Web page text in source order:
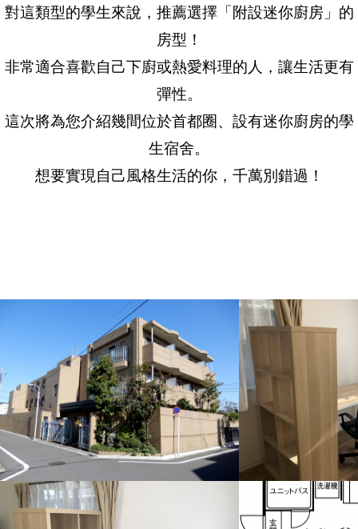
對這類型的學生來說，推薦選擇「附設迷你廚房」的
房型！
非常適合喜歡自己下廚或熱愛料理的人，讓生活更有
彈性。
這次將為您介紹幾間位於首都圈、設有迷你廚房的學
生宿舍。
想要實現自己風格生活的你，千萬別錯過！